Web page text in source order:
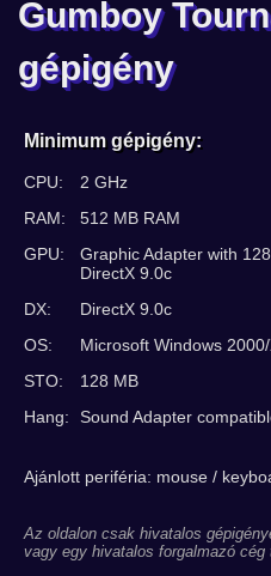
Gumboy
gépigény
Minimum gépigény:
CPU:
2 GHz
RAM:
512 MB RAM
GPU:
Graphic Adapter with
DirectX 9.0c
DX:
DirectX 9.0c
OS:
Microsoft Windows
STO:
128 MB
Hang:
Sound Adapter
Ajánlott periféria: mouse /
Az oldalon csak hivatalos
vagy egy hivatalos forgalmazó cég